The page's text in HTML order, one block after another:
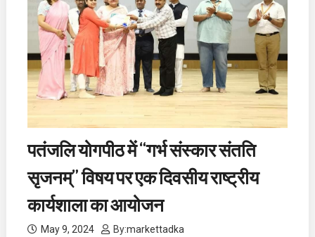
पतंजलि योगपीठ में “गर्भ संस्कार संतति
सृजनम्” विषय पर एक दिवसीय राष्ट्रीय
कार्यशाला का आयोजन
May 9, 2024 By:markettadka